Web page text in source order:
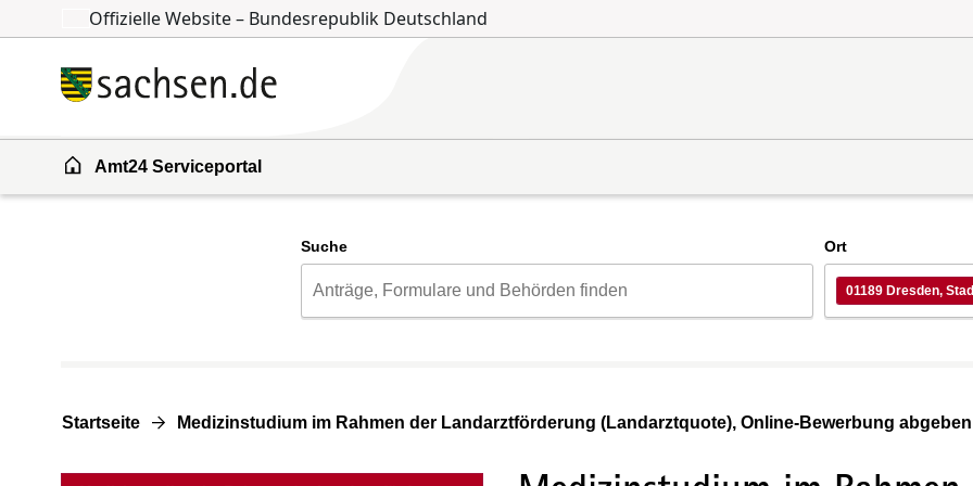
Zum Inhalt springen
Zur Suche springen
Offizielle Website – Bundesrepublik Deutschland
Amt24 Serviceportal
Suche Ort
01189 Dresden,
Startseite Medizinstudium im Rahmen der Landarztförderung (Landarztquote), Online-Bewerbung abgeben